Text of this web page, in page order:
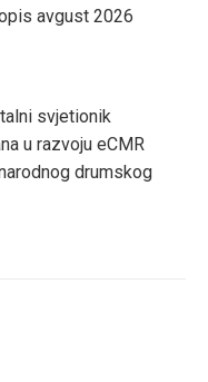
avgust 2026
svjetionik
u razvoju eCMR
drumskog